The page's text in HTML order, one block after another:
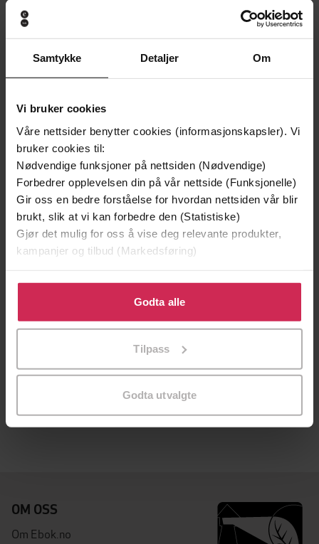
Samtykke Detaljer Om
Vi bruker cookies
Våre nettsider benytter cookies (informasjonskapsler). Vi
bruker cookies til:
Nødvendige funksjoner på nettsiden (Nødvendige)
Forbedrer opplevelsen din på vår nettside (Funksjonelle)
Gir oss en bedre forståelse for hvordan nettsiden vår blir
brukt, slik at vi kan forbedre den (Statistiske)
Gjør det mulig for oss å vise deg relevante produkter,
kampanjer og tilbud (Markedsføring)
Klikk på «Godta alle» for å gi oss ditt samtykke til å
bruke cookies for alle disse formålene. Du kan også
tilpasse ditt samtykke til spesifikke formål ved å klikke
Godta alle
Tilpass
Godta utvalgte
108,-
Midtøstens kristne - i historisk perspektiv
Olav Tveito
70,-
Gudstjenestens historie
Olav Tveito
108,-
Dialog mellom kristne og muslimer -fra Medina til moderne tid
OM OSS
Om Ebok.no